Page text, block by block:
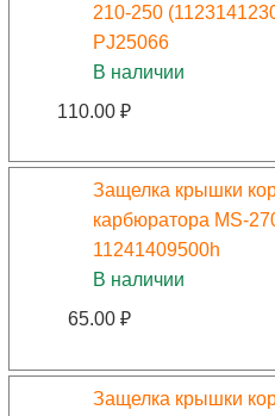
210-250
PJ25066
В наличии
110.00 ₽
Защелка крышки
карбюратора MS-
11241409500h
В наличии
65.00 ₽
Защелка крышки